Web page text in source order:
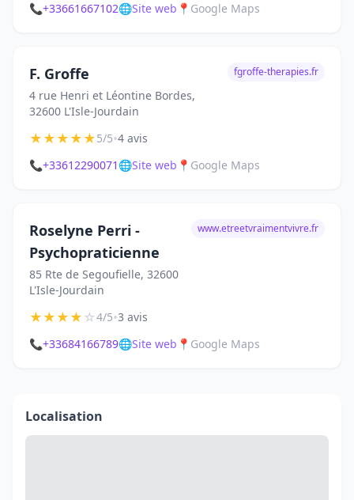
📞+33661667102🌐Site web 📍 Google Maps
F. Groffe
4 rue Henri et Léontine Bordes,
32600 L'Isle-Jourdain
fgroffe-therapies.fr
★★★★★5/5•4 avis
📞+33612290071 🌐Site web 📍 Google Maps
Roselyne Perri -
Psychopraticienne
85 Rte de Segoufielle, 32600
L'Isle-Jourdain
www.etreetvraimentvivre.fr
★★★★☆4/5•3 avis
📞+33684166789🌐Site web 📍 Google Maps
Localisation